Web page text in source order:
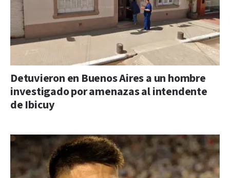
Detuvieron en Buenos Aires a un hombre
investigado por amenazas al intendente
de Ibicuy